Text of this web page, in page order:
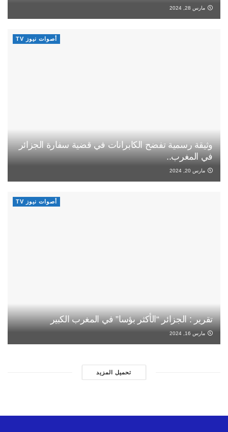
مارس 28, 2024
أصوات نيوز TV
وثيقة رسمية تفضح الكابرانات في قضية سفارة الجزائر
في المغرب..
مارس 20, 2024
أصوات نيوز TV
تقرير : الجزائر “الأكثر بؤسا” في المغرب الكبير
مارس 16, 2024
تحميل المزيد